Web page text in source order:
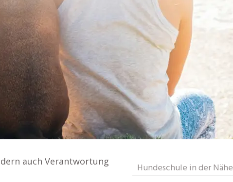
auch Verantwortung
Hundeschule in der Nähe